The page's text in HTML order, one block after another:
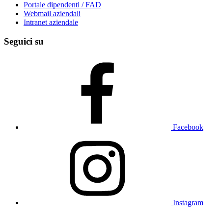
Portale dipendenti / FAD
Webmail aziendali
Intranet aziendale
Seguici su
Facebook
Instagram